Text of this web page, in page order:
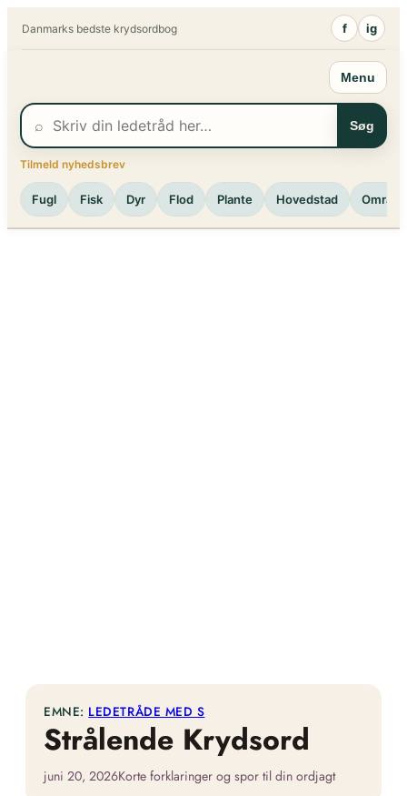
Danmarks bedste krydsordbog f ig
Menu
⌕ Søg
Tilmeld nyhedsbrev
Fugl Fisk Dyr Flod Plante Hovedstad Område
EMNE: LEDETRÅDE MED S
Strålende Krydsord
juni 20, 2026Korte forklaringer og spor til din ordjagt